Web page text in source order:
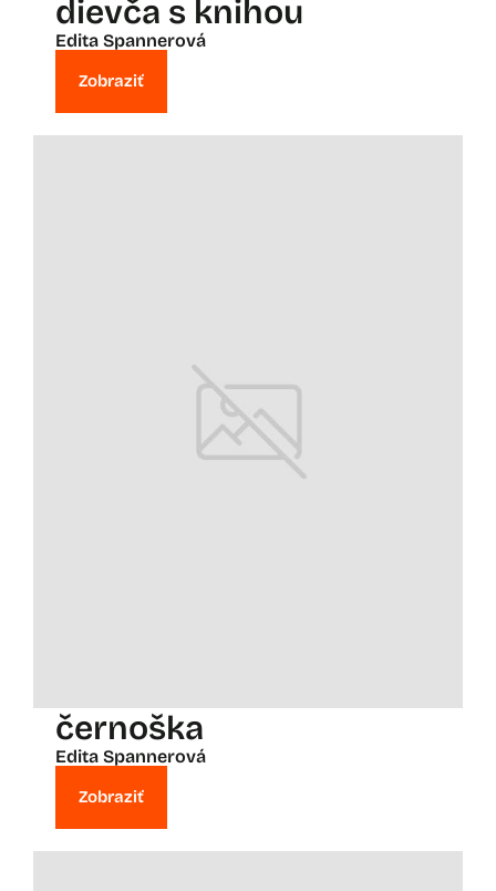
dievča s knihou
Edita Spannerová
Zobraziť
černoška
Edita Spannerová
Zobraziť